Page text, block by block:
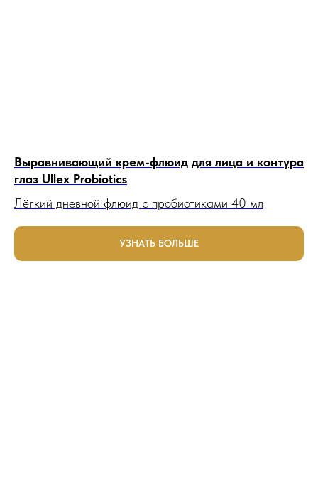
Выравнивающий крем-флюид для лица и контура
глаз Ullex Probiotics
Лёгкий дневной флюид с пробиотиками 40 мл
УЗНАТЬ БОЛЬШЕ